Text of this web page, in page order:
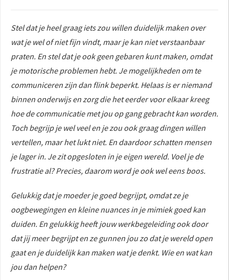
Stel dat je heel graag iets zou willen duidelijk maken over
wat je wel of niet fijn vindt, maar je kan niet verstaanbaar
praten. En stel dat je ook geen gebaren kunt maken, omdat
je motorische problemen hebt. Je mogelijkheden om te
communiceren zijn dan flink beperkt. Helaas is er niemand
binnen onderwijs en zorg die het eerder voor elkaar kreeg
hoe de communicatie met jou op gang gebracht kan worden.
Toch begrijp je wel veel en je zou ook graag dingen willen
vertellen, maar het lukt niet. En daardoor schatten mensen
je lager in. Je zit opgesloten in je eigen wereld. Voel je de
frustratie al? Precies, daarom word je ook wel eens boos.
Gelukkig dat je moeder je goed begrijpt, omdat ze je
oogbewegingen en kleine nuances in je mimiek goed kan
duiden. En gelukkig heeft jouw werkbegeleiding ook door
dat jij meer begrijpt en ze gunnen jou zo dat je wereld open
gaat en je duidelijk kan maken wat je denkt. Wie en wat kan
jou dan helpen?
de
Hierdoor
website-
van